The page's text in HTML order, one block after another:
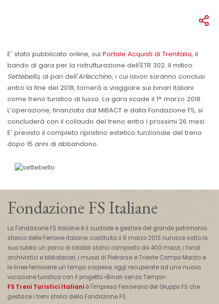
E' stato pubblicato online, sul Portale Acquisti di Trenitalia, il
bando di gara per la ristrutturazione dell'ETR 302. Il mitico
Settebello, al pari dell'Arlecchino, i cui lavori saranno conclusi
entro la fine del 2018, tornerà a viaggiare sui binari italiani
come treno turistico di lusso. La gara scade il 1° marzo 2018.
L’operazione, finanziata dal MiBACT e dalla Fondazione FS, si
concluderà con il collaudo del treno entro i prossimi 26 mesi.
E' previsto il completo ripristino estetico funzionale del treno
dopo 15 anni di abbandono.
Fondazione FS Italiane
La Fondazione FS italiane è il custode e gestore del grande patrimonio
storico delle Ferrovie italiane: costituita il 6 marzo 2013 riunisce sotto la
sua tutela un parco di rotabili storici composto da 400 mezzi, i fondi
archivistici e bibliotecari, i musei di Pietrarsa e Trieste Campo Marzio e
le linee ferroviarie un tempo sospese, oggi recuperate ad una nuova
vocazione turistica con il progetto «Binari senza Tempo».
FS Treni Turistici Italiani è l'impresa Ferroviaria del Gruppo FS che
gestisce i treni storici della Fondazione FS.